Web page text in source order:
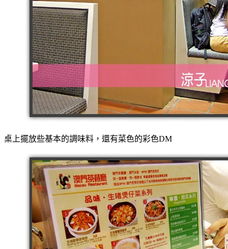
桌上擺放些基本的調味料，還有菜色的彩色DM